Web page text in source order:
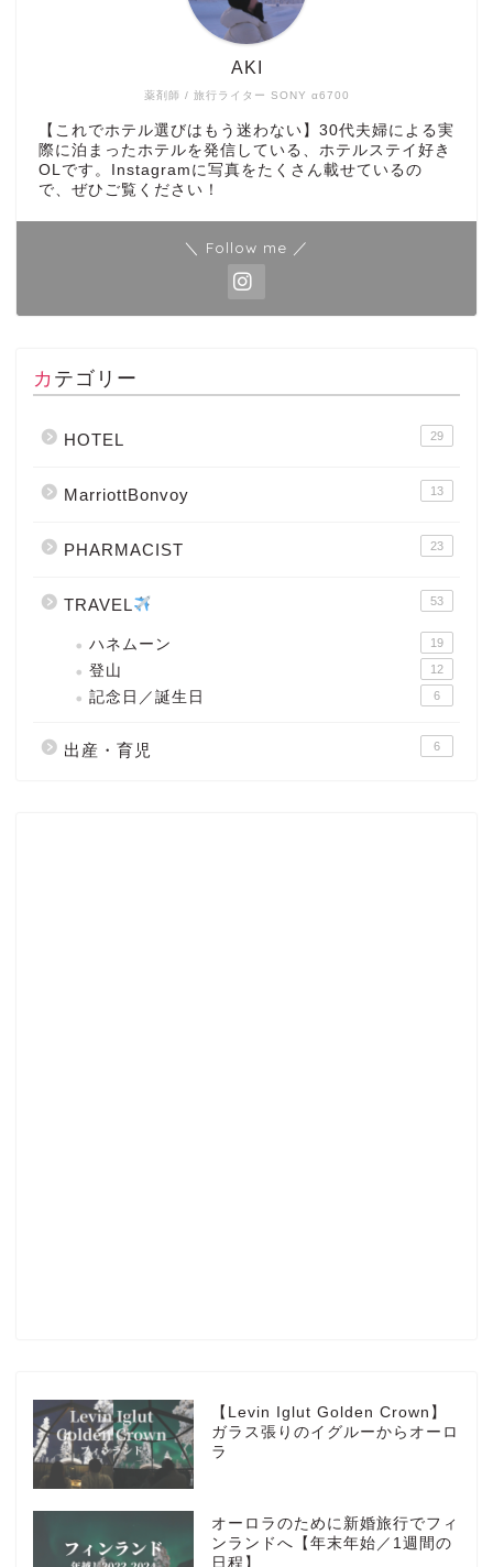
薬剤師 / 旅行ライター SONY α6700
AKI
【これでホテル選びはもう迷わない】30代夫婦による実
際に泊まったホテルを発信している、ホテルステイ好き
OLです。Instagramに写真をたくさん載せているの
で、ぜひご覧ください！
＼ Follow me ／
カテゴリー
HOTEL 29
MarriottBonvoy 13
PHARMACIST 23
TRAVEL 53
ハネムーン 19
登山 12
記念日／誕生日 6
出産・育児 6
【Levin Iglut Golden Crown】
ガラス張りのイグルーからオーロ
ラ
オーロラのために新婚旅行でフィ
ンランドへ【年末年始／1週間の
日程】
HOTEL
TRAVEL